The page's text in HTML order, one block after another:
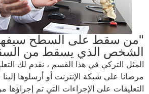
"من سقط على السطح
الشخص الذي يسقط من
المثل التركي في هذا القسم ، نقدم لك
مرضانا على شبكة الإنترنت أو أرسلوها
التعليقات على الإجراءات التي تم إجراؤها